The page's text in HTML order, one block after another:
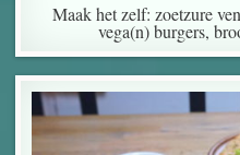
Maak het zelf: zoetzure
vega(n) burgers,